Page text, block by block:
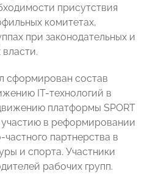
присутствия
комитетах,
при законодательных и
сформирован состав
IT-технологий в
платформы SPORT
участию в реформировании
партнерства в
и спорта. Участники
рабочих групп.